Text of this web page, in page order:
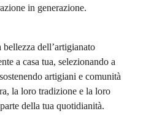
in generazione.
bellezza dell’artigianato
a casa tua, selezionando a
artigiani e comunità
la loro tradizione e la loro
della tua quotidianità.